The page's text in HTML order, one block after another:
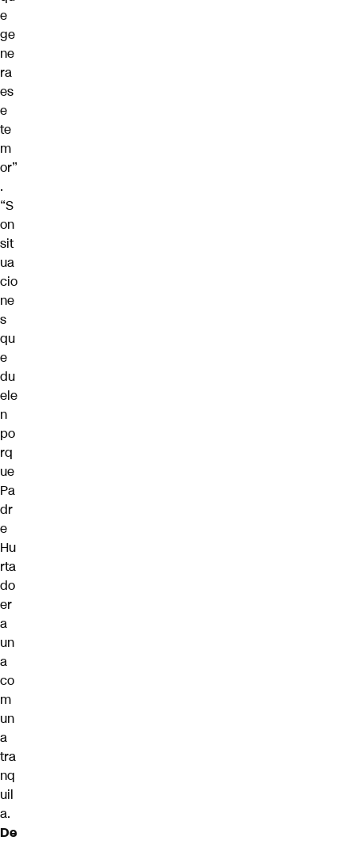
e
ge
ne
ra
es
e
te
m
or”
.
“S
on
sit
ua
cio
ne
s
qu
e
du
ele
n
po
rq
ue
Pa
dr
e
Hu
rta
do
er
a
un
a
co
m
un
a
tra
nq
uil
a.
De